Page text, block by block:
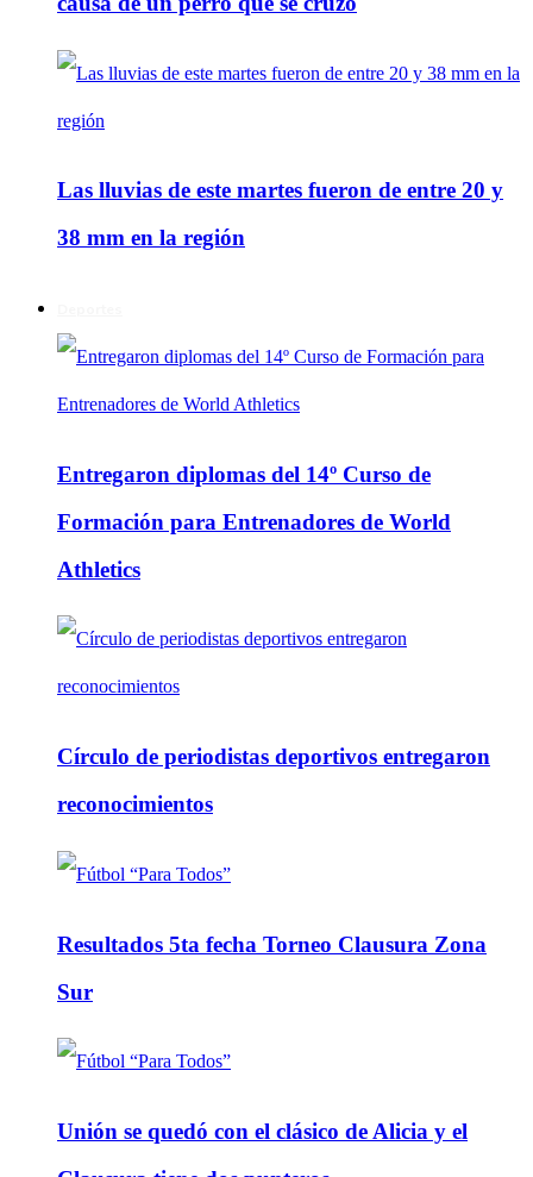
Las lluvias de este martes fueron de entre 20 y
38 mm en la región
Entregaron diplomas del 14º Curso de
Formación para Entrenadores de World
Athletics
Círculo de periodistas deportivos entregaron
reconocimientos
Resultados 5ta fecha Torneo Clausura Zona
Sur
Unión se quedó con el clásico de Alicia y el